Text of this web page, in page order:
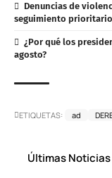
Denuncias de
seguimiento
¿Por qué los
agosto?
ETIQUETAS: ad
Últimas Noticias